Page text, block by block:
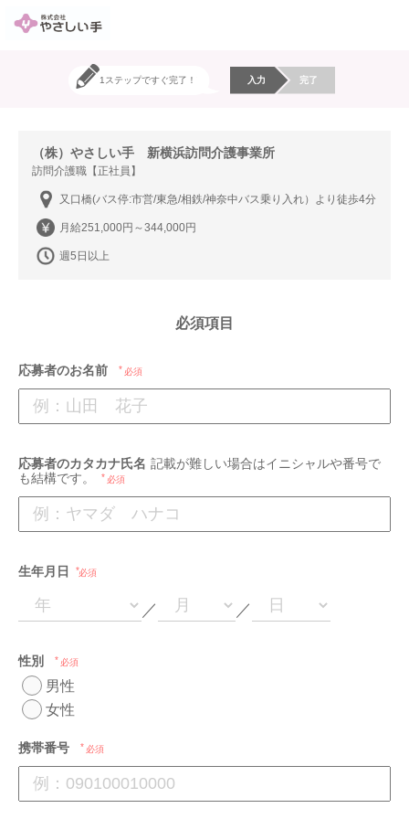
1ステップですぐ完了！ 入力 完了
（株）やさしい手 新横浜訪問介護事業所
訪問介護職【正社員】
又口橋(バス停:市営/東急/相鉄/神奈中バス乗り入れ）より徒歩4分
月給251,000円～344,000円
週5日以上
必須項目
応募者のお名前 必須
応募者のカタカナ氏名 記載が難しい場合はイニシャルや番号で
も結構です。
必須
生年月日 必須
／ ／
性別 必須
男性
女性
携帯番号 必須